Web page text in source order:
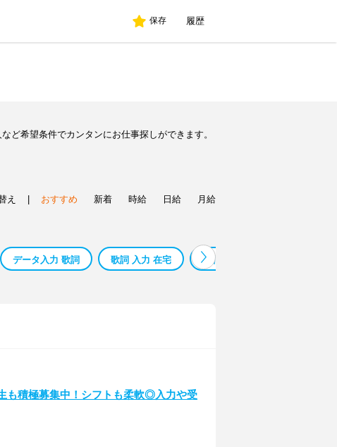
保存 履歴
ど希望条件でカンタンにお仕事探しができます。
え おすすめ 新着 時給 日給 月給
データ入力 歌詞 歌詞 入力 在宅 歌詞 入力 兵庫県
も積極募集中！シフトも柔軟◎入力や受